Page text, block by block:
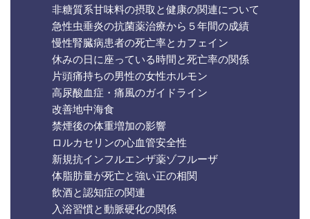
非糖質系甘味料の摂取と健康の関連について
急性虫垂炎の抗菌薬治療から５年間の成績
慢性腎臓病患者の死亡率とカフェイン
休みの日に座っている時間と死亡率の関係
片頭痛持ちの男性の女性ホルモン
高尿酸血症・痛風のガイドライン
改善地中海食
禁煙後の体重増加の影響
ロルカセリンの心血管安全性
新規抗インフルエンザ薬ゾフルーザ
体脂肪量が死亡と強い正の相関
飲酒と認知症の関連
入浴習慣と動脈硬化の関係